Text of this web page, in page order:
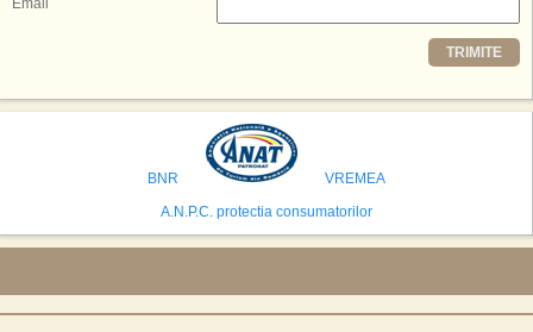
Printre celelalte tari care concureaza pentru a gazdui aceasta constructie
se numara Australia, Brazilia, China, Egipt, India, Polonia, Thailanda,
avea cele mai mari sanse de a castiga licitatia. Totusi, Spania, care se
preconizeaza ca va deveni a doua cea mai vizitata tara din lume in 2025,
isi bazeaza oferta pe infrastructura turistica solida si capacitatea hoteliera."
Email
TRIMITE
BNR
VREMEA
A.N.P.C. protectia consumatorilor